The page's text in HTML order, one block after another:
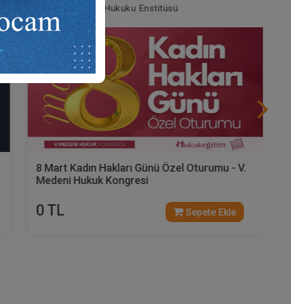
Tüketici Hukuku Enstitüsü
8 Mart Kadın Hakları Günü Özel Oturumu - V.
Medeni Hukuk Kongresi
0 TL Sepete Ekle